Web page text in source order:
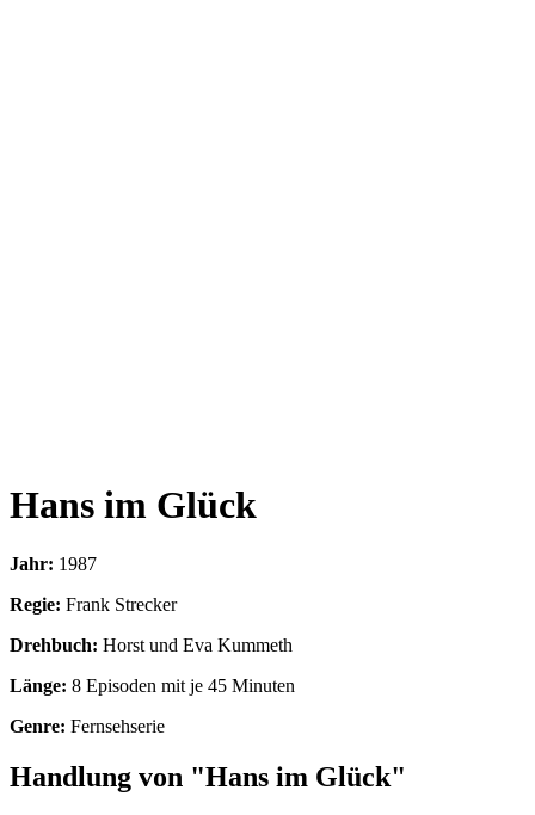
Hans im Glück
Jahr: 1987
Regie: Frank Strecker
Drehbuch: Horst und Eva Kummeth
Länge: 8 Episoden mit je 45 Minuten
Genre: Fernsehserie
Handlung von "Hans im Glück"